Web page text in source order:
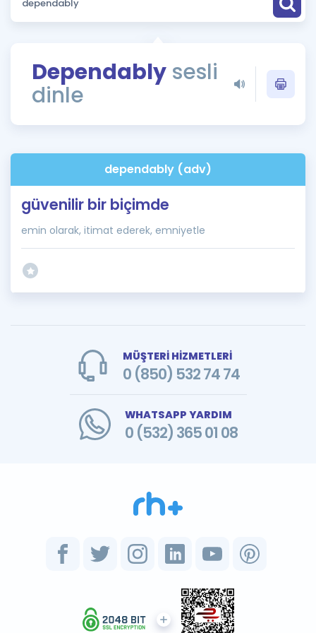
Puan Hesaplama
ÖSYM Sınav Takvimi
Kampanyalar
İngilizce Gramer
Dependably sesli
dinle
dependably (adv)
güvenilir bir biçimde
emin olarak, itimat ederek, emniyetle
MÜŞTERİ HİZMETLERİ
0 (850) 532 74 74
WHATSAPP YARDIM
0 (532) 365 01 08